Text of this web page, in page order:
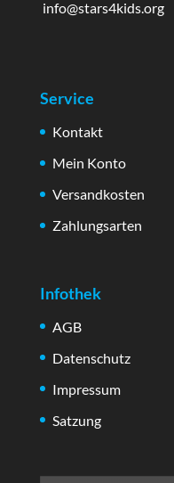
info@stars4kids.org
Service
Kontakt
Mein Konto
Versandkosten
Zahlungsarten
Infothek
AGB
Datenschutz
Impressum
Satzung